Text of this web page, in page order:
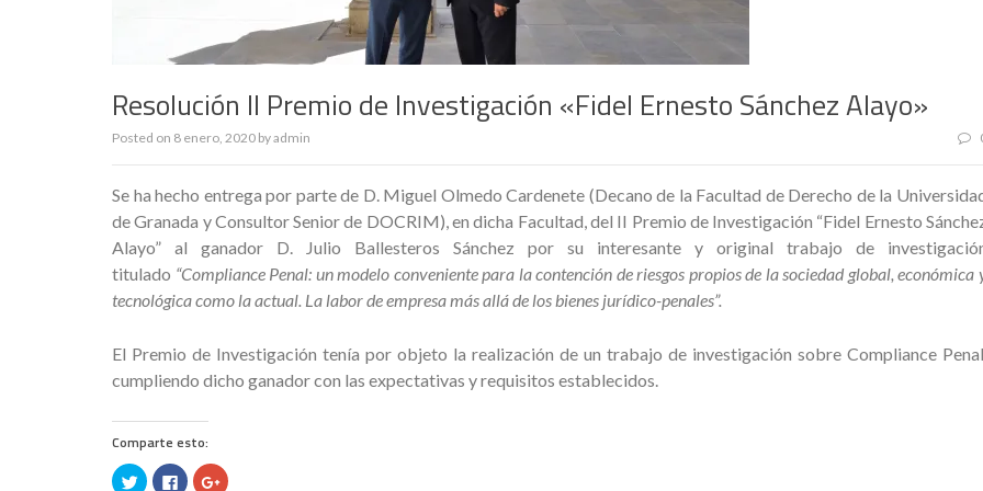
Resolución II Premio de Investigación «Fidel Ernesto Sánchez Alayo»
Posted on 8 enero, 2020 byadmin
Se ha hecho entrega por parte de D. Miguel Olmedo Cardenete (Decano de la Facultad de Derecho de la
de Granada y Consultor Senior de DOCRIM), en dicha Facultad, del II Premio de Investigación “Fidel Ernesto
Alayo” al ganador D. Julio Ballesteros Sánchez por su interesante y original trabajo de
titulado “Compliance Penal: un modelo conveniente para la contención de riesgos propios de la sociedad global, económica
tecnológica como la actual. La labor de empresa más allá de los bienes jurídico-penales”.
El Premio de Investigación tenía por objeto la realización de un trabajo de investigación sobre Compliance
cumpliendo dicho ganador con las expectativas y requisitos establecidos.
Comparte esto:
H H H